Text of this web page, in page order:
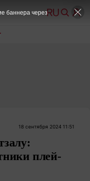
18 сентября 2024 11:51
плей-
баннера через